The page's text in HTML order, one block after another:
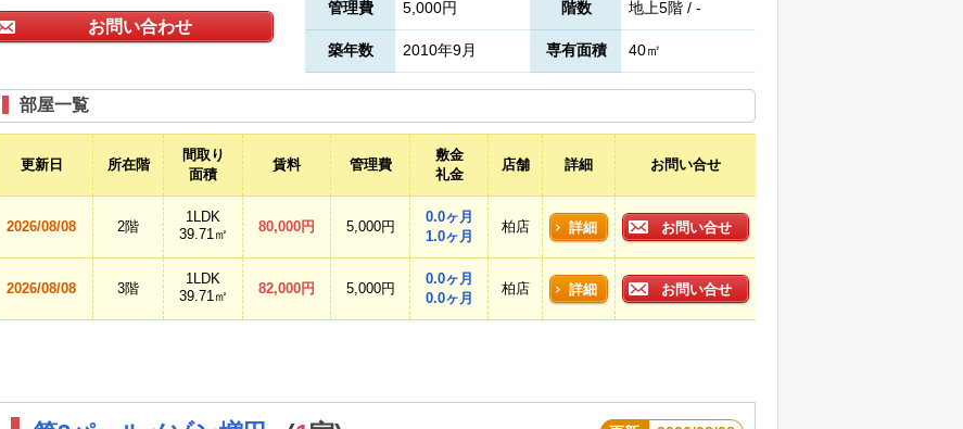
お問い合わせ
管理費 5,000円 階数 地上5階 / -
築年数 2010年9月 専有面積 40㎡
部屋一覧
更新日 所在階
間取り
面積
賃料 管理費
敷金
礼金
店舗 詳細 お問い合せ
2026/08/08 2階
1LDK
39.71㎡
80,000円 5,000円
0.0ヶ月
1.0ヶ月
柏店 詳細 お問い合せ
2026/08/08 3階
1LDK
39.71㎡
82,000円 5,000円
0.0ヶ月
0.0ヶ月
柏店 詳細 お問い合せ